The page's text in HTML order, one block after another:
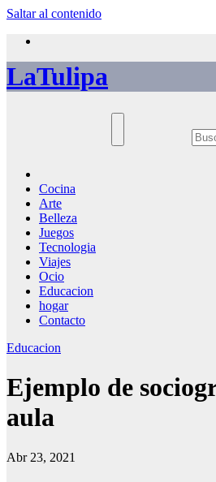
Saltar al contenido
LaTulipa
Cocina
Arte
Belleza
Juegos
Tecnologia
Viajes
Ocio
Educacion
hogar
Contacto
Educacion
Ejemplo de
aula
Abr 23, 2021